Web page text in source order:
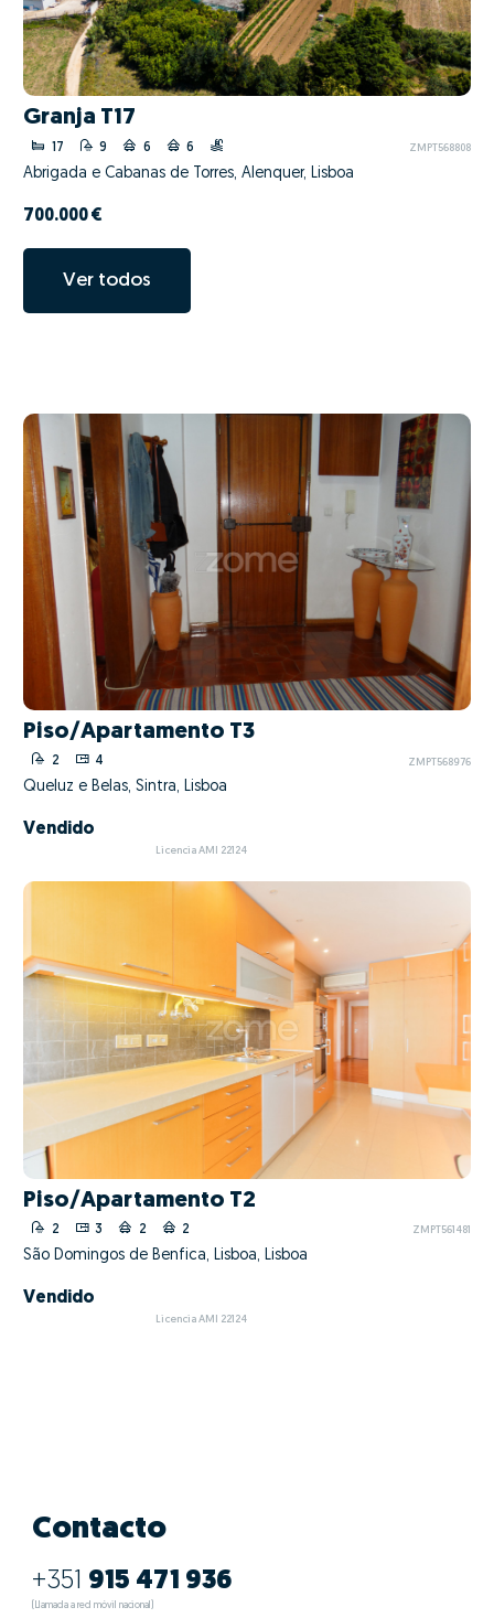
Granja T17
17 9 6 6 ZMPT568808
Abrigada e Cabanas de Torres, Alenquer, Lisboa
700.000 €
Ver todos
Piso/Apartamento T3
2 4 ZMPT568976
Queluz e Belas, Sintra, Lisboa
Vendido
Licencia AMI 22124
Piso/Apartamento T2
2 3 2 2 ZMPT561481
São Domingos de Benfica, Lisboa, Lisboa
Vendido
Licencia AMI 22124
Contacto
+351 915 471 936
(Llamada a red móvil nacional)